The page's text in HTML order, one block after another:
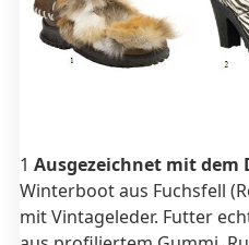
1 Ausgezeichnet mit dem
Winterboot aus Fuchsfell
mit Vintageleder. Futter